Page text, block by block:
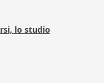
lo studio